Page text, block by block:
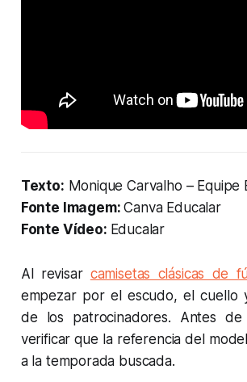
Texto: Monique Carvalho – Equipe
Fonte Imagem:Canva Educalar
Fonte Vídeo: Educalar
Al revisar camisetas clásicas de
empezar por el escudo, el cuello
de los patrocinadores. Antes
verificar que la referencia del
a la temporada buscada.